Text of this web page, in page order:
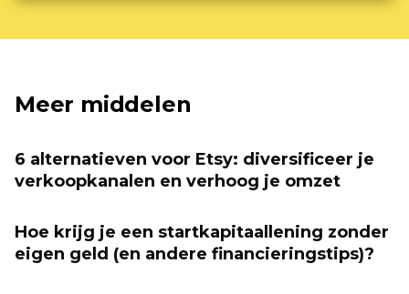
Meer middelen
6 alternatieven voor Etsy: diversificeer je
verkoopkanalen en verhoog je omzet
Hoe krijg je een startkapitaallening zonder
eigen geld (en andere financieringstips)?